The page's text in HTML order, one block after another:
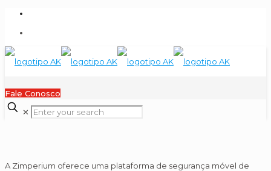
Fale Conosco
✕
A Zimperium oferece uma plataforma de segurança móvel de